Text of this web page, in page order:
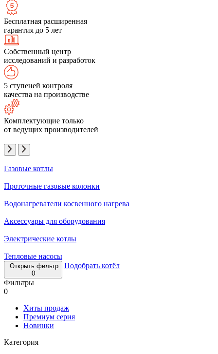
Бесплатная расширенная
гарантия до 5 лет
Собственный центр
исследований и разработок
5 ступеней контроля
качества на производстве
Комплектующие только
от ведущих производителей
Газовые котлы
Проточные газовые колонки
Водонагреватели косвенного нагрева
Аксессуары для оборудования
Электрические котлы
Тепловые насосы
Открыть фильтр
0
Подобрать котёл
Фильтры
0
Хиты продаж
Премиум серия
Новинки
Категория